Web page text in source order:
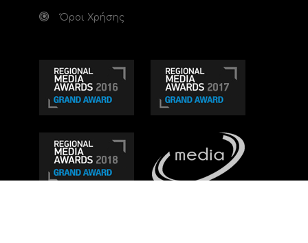
Όροι Χρήσης